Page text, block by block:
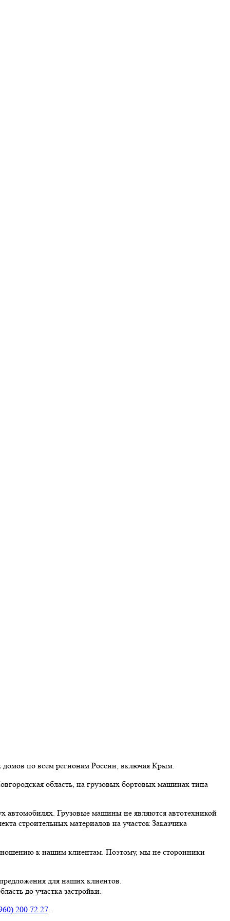
домов по всем регионам России, включая Крым.
область, на грузовых бортовых машинах типа
Грузовые машины не являются автотехникой
строительных материалов на участок Заказчика
к нашим клиентам. Поэтому, мы не сторонники
для наших клиентов.
до участка застройки.
200 72 27